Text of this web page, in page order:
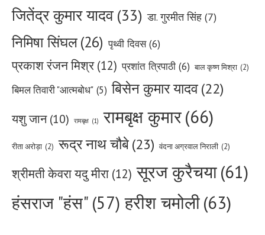
जितेंद्र कुमार यादव (33) डा. गुरमीत सिंह (7)
निमिषा सिंघल(26) पृथ्वी दिवस (6)
प्रकाश रंजन मिश्र (12) प्रशांत त्रिपाठी (6) बाल कृष्ण मिश्रा (2)
बिमल तिवारी "आत्मबोध" (5) बिसेन कुमार यादव(22)
यशु जान (10) रामबृक्ष (1) रामबृक्ष कुमार(66)
रीता अरोड़ा (2) रूद्र नाथ चौबे(23) वंदना अग्रवाल निराली (2)
श्रीमती केवरा यदु मीरा (12) सूरज कुरैचया(61)
हंसराज "हंस" (57) हरीश चमोली(63)